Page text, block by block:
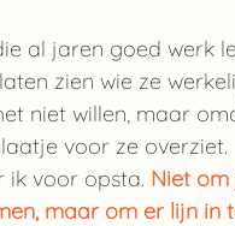
al jaren goed werk
zien wie ze
niet willen, maar
voor ze overziet.
ik voor opsta. Niet
maar om er lijn in